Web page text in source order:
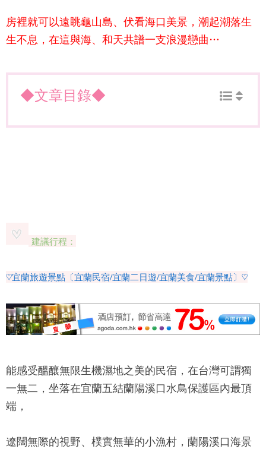
房裡就可以遠眺龜山島、伏看海口美景，潮起潮落生
生不息，在這與海、和天共譜一支浪漫戀曲…
◆文章目錄◆
建議行程：
♡宜蘭旅遊景點〔宜蘭民宿/宜蘭二日遊/宜蘭美食/宜蘭景點〕♡
能感受醞釀無限生機濕地之美的民宿，在台灣可謂獨
一無二，坐落在宜蘭五結蘭陽溪口水鳥保護區內最頂
端，
遼闊無際的視野、樸實無華的小漁村， 蘭陽溪口海景